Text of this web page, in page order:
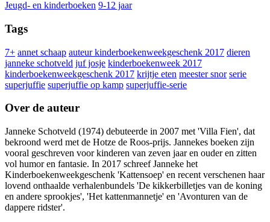
Jeugd- en kinderboeken 9-12 jaar
Tags
7+ annet schaap auteur kinderboekenweekgeschenk 2017 dieren
janneke schotveld juf josje kinderboekenweek 2017
kinderboekenweekgeschenk 2017 krijtje eten meester snor serie
superjuffie superjuffie op kamp superjuffie-serie
Over de auteur
Janneke Schotveld (1974) debuteerde in 2007 met 'Villa Fien', dat
bekroond werd met de Hotze de Roos-prijs. Jannekes boeken zijn
vooral geschreven voor kinderen van zeven jaar en ouder en zitten
vol humor en fantasie. In 2017 schreef Janneke het
Kinderboekenweekgeschenk 'Kattensoep' en recent verschenen haar
lovend onthaalde verhalenbundels 'De kikkerbilletjes van de koning
en andere sprookjes', 'Het kattenmannetje' en 'Avonturen van de
dappere ridster'.